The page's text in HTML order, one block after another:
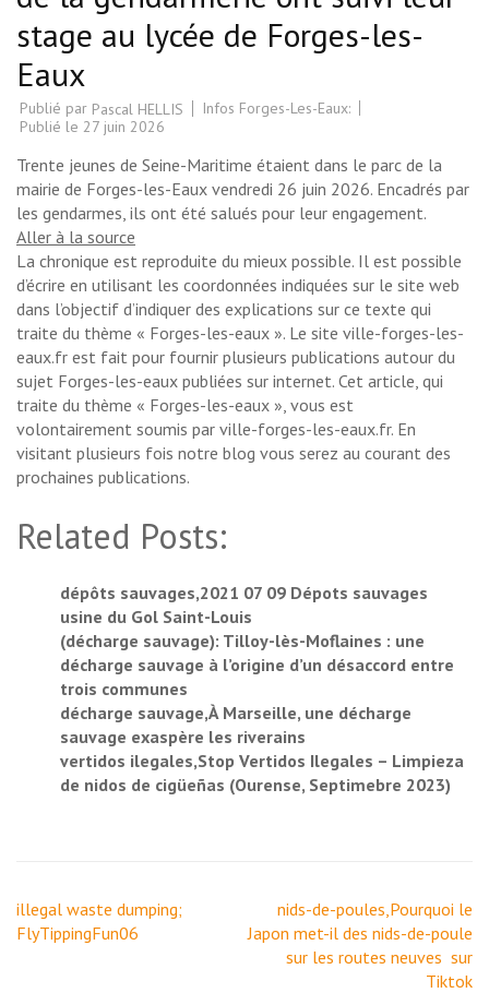
stage au lycée de Forges-les-
Eaux
Publié par Pascal HELLIS
Infos Forges-Les-Eaux:
Publié le 27 juin 2026
Trente jeunes de Seine-Maritime étaient dans le parc de la
mairie de Forges-les-Eaux vendredi 26 juin 2026. Encadrés par
les gendarmes, ils ont été salués pour leur engagement.
Aller à la source
La chronique est reproduite du mieux possible. Il est possible
d’écrire en utilisant les coordonnées indiquées sur le site web
dans l’objectif d’indiquer des explications sur ce texte qui
traite du thème « Forges-les-eaux ». Le site ville-forges-les-
eaux.fr est fait pour fournir plusieurs publications autour du
sujet Forges-les-eaux publiées sur internet. Cet article, qui
traite du thème « Forges-les-eaux », vous est
volontairement soumis par ville-forges-les-eaux.fr. En
visitant plusieurs fois notre blog vous serez au courant des
prochaines publications.
Related Posts:
dépôts sauvages,2021 07 09 Dépots sauvages
usine du Gol Saint-Louis
(décharge sauvage): Tilloy-lès-Moflaines : une
décharge sauvage à l’origine d’un désaccord entre
trois communes
décharge sauvage,À Marseille, une décharge
sauvage exaspère les riverains
vertidos ilegales,Stop Vertidos Ilegales – Limpieza
de nidos de cigüeñas (Ourense, Septimebre 2023)
Navigation
de
illegal waste dumping;
FlyTippingFun06
nids-de-poules,Pourquoi le
Japon met-il des nids-de-poule
sur les routes neuves ​​ sur
Tiktok